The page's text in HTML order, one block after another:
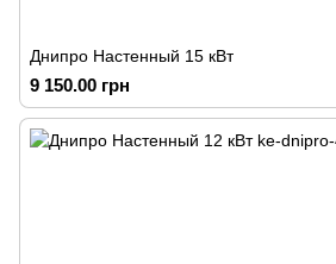
Днипро Настенный 15 кВт
9 150.00 грн